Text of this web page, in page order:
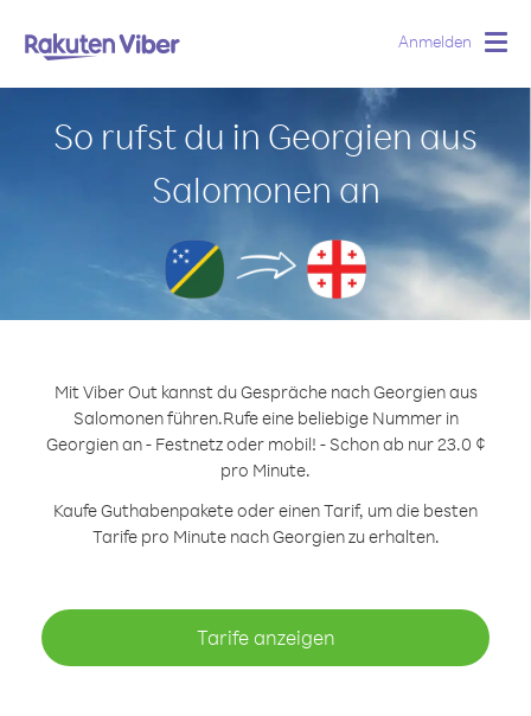
Anmelden
So rufst du in Georgien aus
Salomonen an
Mit Viber Out kannst du Gespräche nach Georgien aus
Salomonen führen.Rufe eine beliebige Nummer in
Georgien an - Festnetz oder mobil! - Schon ab nur 23.0 ¢
pro Minute.
Kaufe Guthabenpakete oder einen Tarif, um die besten
Tarife pro Minute nach Georgien zu erhalten.
Tarife anzeigen